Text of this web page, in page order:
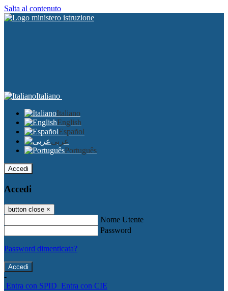
Salta al contenuto
Italiano
Italiano
English
Español
عربى
Português
Accedi
Accedi
button close ×
Nome Utente
Password
Password dimenticata?
-
Entra con SPID Entra con CIE